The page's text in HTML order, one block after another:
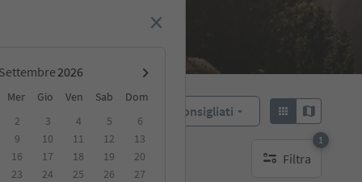
Settembre
Mer Gio Ven Sab
Dom
2 3 4 5
6
9 10 11 12
13
16 17 18 19
20
23 24 25 26
27
Consigliati
Filtra
1
1 filtro attivo